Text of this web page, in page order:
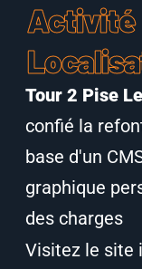
Activité
Tour 2 Pise
confié la
base d'un
graphique
des charges
Visitez le site